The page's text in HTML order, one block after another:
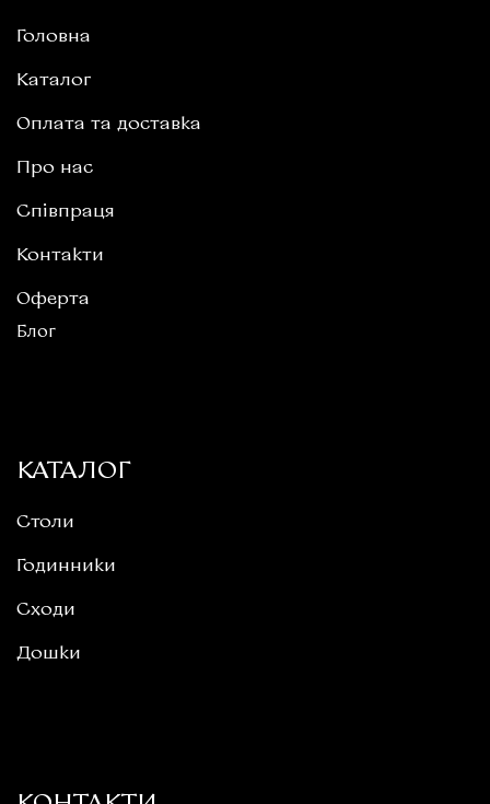
Головна
Каталог
Оплата та доставка
Про нас
Співпраця
Контакти
Оферта
Блог
КАТАЛОГ
Столи
Годинники
Сходи
Дошки